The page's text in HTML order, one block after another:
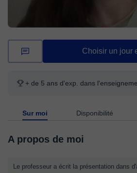
Choisir un jour
+ de 5 ans d'exp. dans
Sur moi Disponibilité
A propos de moi
Le professeur a écrit la présentation dans